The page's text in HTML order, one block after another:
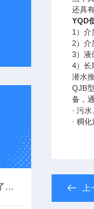
对于推流搅拌器您有真正的了解过吗？
还具
YQD
1）
2）介
3）液
4）长
潜水
QJB
备，
· 污
· 稠